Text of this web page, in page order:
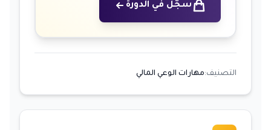
سجّل في الدورة
التصنيف:مهارات الوعي المالي